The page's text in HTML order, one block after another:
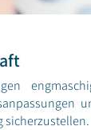
sicherzustellen.